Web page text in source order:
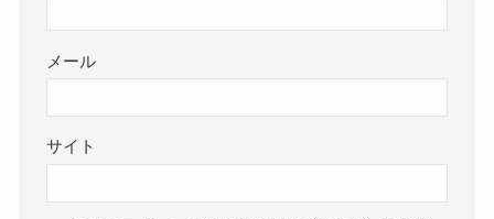
メール
サイト